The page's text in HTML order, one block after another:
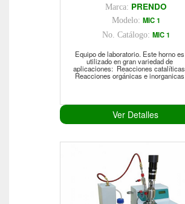
Marca: PRENDO
Modelo: MIC 1
No. Catálogo: MIC 1
Equipo de laboratorio. Este horno es
utilizado en gran variedad de
aplicaciones:  Reacciones catalíticas 
Reacciones orgánicas e inorganicas
Ver Detalles